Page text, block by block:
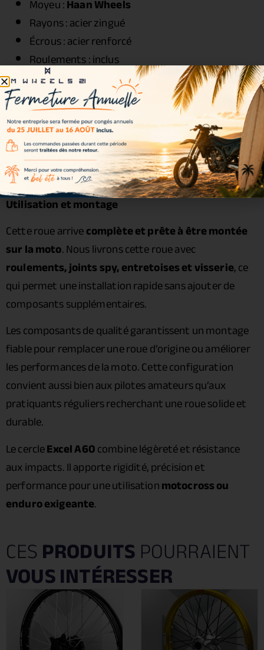
Moyeu :Haan Wheels
Rayons : acier zingué
Écrous : acier renforcé
Roulements : inclus
Joints spy : inclus
Entretoises : incluses
Visserie : incluse
Couleurs disponibles
Couleur incluse dans le kit :
Noir
Utilisation et montage
Cette roue arrivecomplète et prête à être montée
sur la moto. Nous livrons cette roue avec
roulements, joints spy, entretoises et visserie, ce
qui permet une installation rapide sans ajouter de
composants supplémentaires.
Les composants de qualité garantissent un montage
fiable pour remplacer une roue d’origine ou améliorer
les performances de la moto. Cette configuration
convient aussi bien aux pilotes amateurs qu’aux
pratiquants réguliers recherchant une roue solide et
durable.
Le cercleExcel A60combine légèreté et résistance
aux impacts. Il apporte rigidité, précision et
performance pour une utilisationmotocross ou
enduro exigeante.
CESPRODUITSPOURRAIENT
VOUS INTÉRESSER